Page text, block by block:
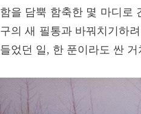
함을 담뿍 함축한 몇 마디로
구의 새 필통과 바꿔치기하
들었던 일, 한 푼이라도 싼